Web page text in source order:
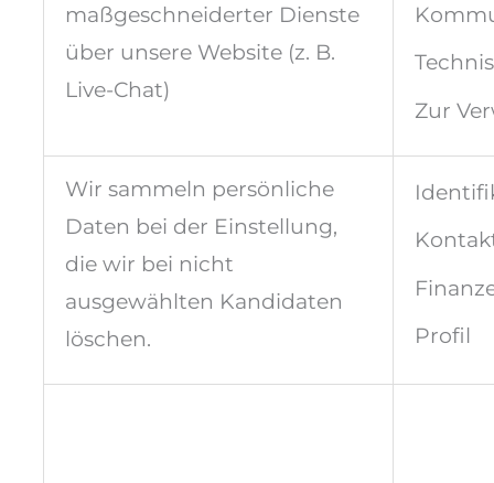
maßgeschneiderter Dienste
über unsere Website (z. B.
Live-Chat)
Zur
Wir sammeln persönliche
Daten bei der Einstellung,
die wir bei nicht
ausgewählten Kandidaten
löschen.
Profil